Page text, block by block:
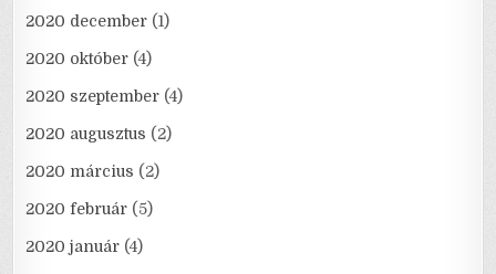
2020 december (1)
2020 október (4)
2020 szeptember (4)
2020 augusztus (2)
2020 március (2)
2020 február (5)
2020 január (4)